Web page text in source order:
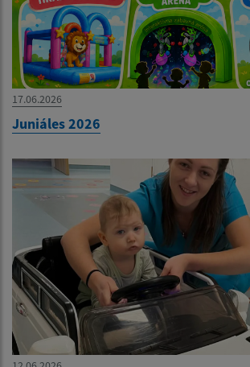
17.06.2026
Juniáles 2026